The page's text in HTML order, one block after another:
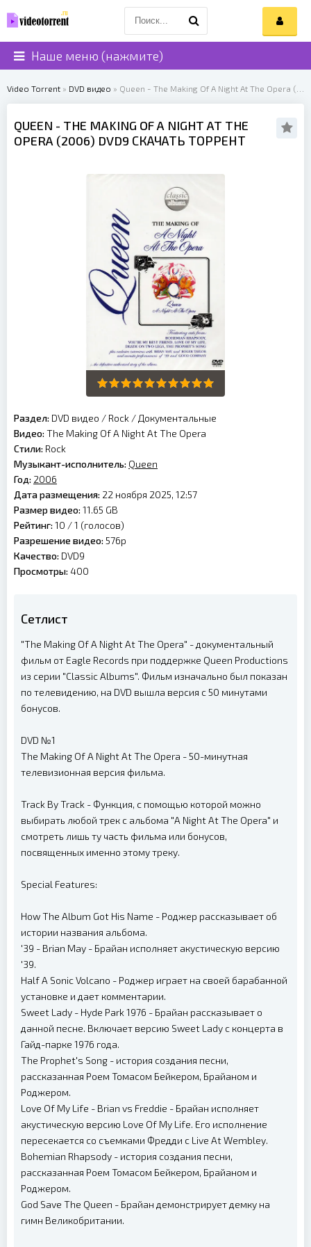
Наше меню (нажмите)
Video Torrent » DVD видео » Queen - The Making Of A Night At The Opera (2006)
QUEEN - THE MAKING OF A NIGHT AT THE
OPERA (2006) DVD9 СКАЧАТЬ ТОРРЕНТ
Раздел: DVD видео / Rock / Документальные
Видео: The Making Of A Night At The Opera
Стили: Rock
Музыкант-исполнитель: Queen
Год: 2006
Дата размещения: 22 ноября 2025, 12:57
Размер видео: 11.65 GB
Рейтинг: 10 /1 (голосов)
Разрешение видео: 576p
Качество: DVD9
Просмотры: 400
Сетлист
"The Making Of A Night At The Opera" - документальный
фильм от Eagle Records при поддержке Queen Productions
из серии "Classic Albums". Фильм изначально был показан
по телевидению, на DVD вышла версия с 50 минутами
бонусов.
DVD №1
The Making Of A Night At The Opera - 50-минутная
телевизионная версия фильма.
Track By Track - Функция, с помощью которой можно
выбирать любой трек с альбома "A Night At The Opera" и
смотреть лишь ту часть фильма или бонусов,
посвященных именно этому треку.
Special Features:
How The Album Got His Name - Роджер рассказывает об
истории названия альбома.
'39 - Brian May - Брайан исполняет акустическую версию
'39.
Half A Sonic Volcano - Роджер играет на своей барабанной
установке и дает комментарии.
Sweet Lady - Hyde Park 1976 - Брайан рассказывает о
данной песне. Включает версию Sweet Lady с концерта в
Гайд-парке 1976 года.
The Prophet's Song - история создания песни,
рассказанная Роем Томасом Бейкером, Брайаном и
Роджером.
Love Of My Life - Brian vs Freddie - Брайан исполняет
акустическую версию Love Of My Life. Его исполнение
пересекается со съемками Фредди с Live At Wembley.
Bohemian Rhapsody - история создания песни,
рассказанная Роем Томасом Бейкером, Брайаном и
Роджером.
God Save The Queen - Брайан демонстрирует демку на
гимн Великобритании.